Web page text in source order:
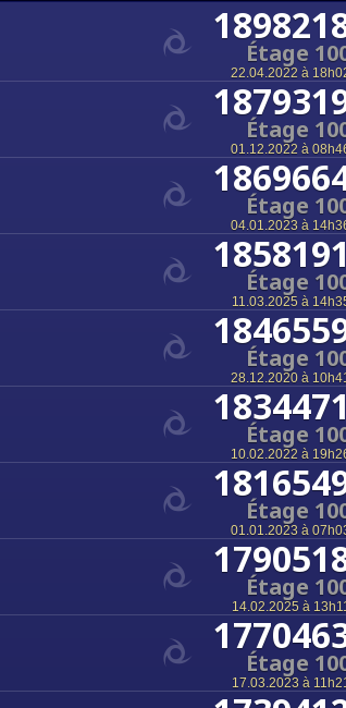
Étage
22.04.2022 à
Étage
01.12.2022 à
Étage
04.01.2023 à
1858191
Étage
11.03.2025 à
Étage
28.12.2020 à
1834471
Étage
10.02.2022 à
Étage
01.01.2023 à
Étage
14.02.2025 à
Étage
17.03.2023 à